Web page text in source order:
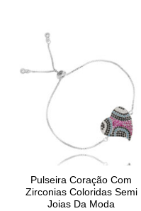
Pulseira Coração Com
Zirconias Coloridas Semi
Joias Da Moda